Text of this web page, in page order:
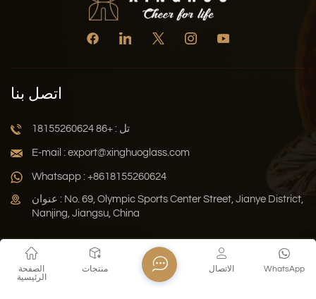
اتصل بنا
تل : +86 18155260624
E-mail : export@xinghuoglass.com
Whatsapp : +8618155260624
عنوان : No. 69, Olympic Sports Center Street, Jianye District,
Nanjing, Jiangsu, China
Xml سياسة الخصوصية المدونة
خريطة الموقع
حقوق النشر © 2026 Jiangsu Xinghuo Technology Co., Ltd. جميع
الصفحة
الرئيسية
منتجات WhatsApp الاتصال